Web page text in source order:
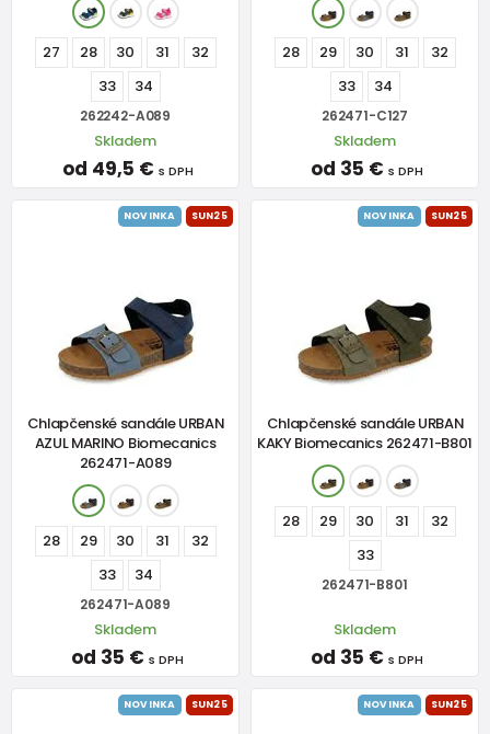
27 28 30 31
32
33
34
262242-A089
Skladem
od 49,5 € s DPH
28 29 30 31
32
33
34
262471-C127
Skladem
od 35 € s DPH
NOVINKA SUN25
Chlapčenské sandále URBAN
AZUL MARINO Biomecanics
262471-A089
28 29 30 31
32
33
34
262471-A089
Skladem
od 35 € s DPH
NOVINKA SUN25
Chlapčenské sandále URBAN
KAKY Biomecanics 262471-B801
28 29 30 31
32
33
262471-B801
Skladem
od 35 € s DPH
NOVINKA SUN25 NOVINKA SUN25